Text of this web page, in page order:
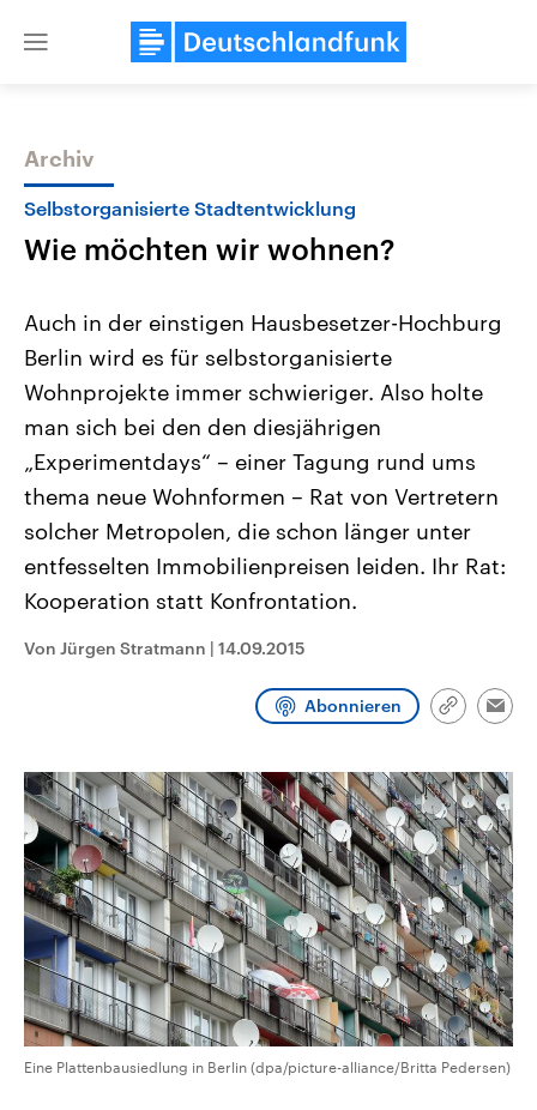
Close
Themen
Landtagswahl Sachsen-Anhalt
2026
Alle Informationen
Sachsen-Anhalt wählt am 6.
September 2026 einen neuen
Bundesland von einer Koalition aus
Umfragen, Prognosen,
Wahlprogramme, aktuelle Berichte
und Hintergründe zu den Parteien
Wahl.
USA
Aktuelle Beiträge,
Hintergründe
Wirtschaftlich und
gehören die Vereinigten
mit großem Einfluss auf
Sendungen Programm Podcasts
Archiv
Selbstorganisierte Stadtentwicklung
Wie möchten wir wohnen?
Auch in der einstigen Hausbesetzer-Hochburg
Berlin wird es für selbstorganisierte
Wohnprojekte immer schwieriger. Also holte
man sich bei den den diesjährigen
„Experimentdays“ – einer Tagung rund ums
thema neue Wohnformen – Rat von Vertretern
solcher Metropolen, die schon länger unter
entfesselten Immobilienpreisen leiden. Ihr Rat:
Kooperation statt Konfrontation.
Von Jürgen Stratmann | 14.09.2015
Abonnieren
Link
Eine Plattenbausiedlung in Berlin (dpa/picture-alliance/Britta Pedersen)